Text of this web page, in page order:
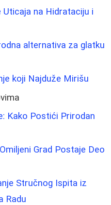
Uticaja na Hidrataciju i
alternativa za glatku
koji Najduže Mirišu
Kako Postići Prirodan
Grad Postaje Deo
Stručnog Ispita iz
Radu